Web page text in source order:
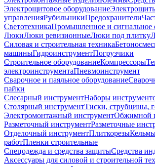
Электрощитовое оборудование
управленияРубильникиПредохранители
СветотехникаПромышленное и сигнальное
ЛюкиЛюки ревизионныеЛюки под плитку
Силовая и строительная техника
машиныГидроинструментПогрузчики
Строительное оборудованиеКомпрессоры
электроинструментаПневмоинструмент
Сварочное и паяльное оборудование
пайки
Слесарный инструментНаборы
Столярный инструментТиски, струбцины,
Электромонтажный инструментОбжимной
Разметочный инструментРазметочные
Отделочный инструментПлиткорезы
работПленки строительные
Спецодежда и средства защитыСредства
Аксессуары для силовой и строительной